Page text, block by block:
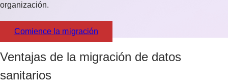
organización.
Comience la migración
Ventajas de la migración de datos
sanitarios